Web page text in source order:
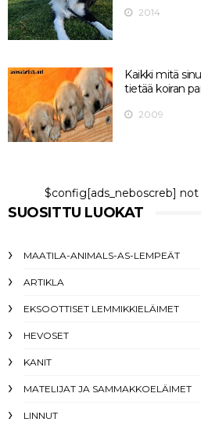
2014
Kaikki mitä
tietää koiran
2009
$config[ads_neboscreb]
SUOSITTU LUOKAT
MAATILA-ANIMALS-AS-LEMPEÄT
ARTIKLA
EKSOOTTISET LEMMIKKIELÄIMET
HEVOSET
KANIT
MATELIJAT JA SAMMAKKOELÄIMET
LINNUT